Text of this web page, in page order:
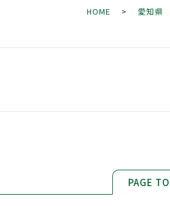
HOME > 愛知県
PAGE